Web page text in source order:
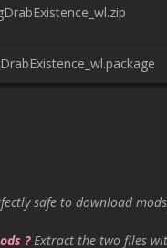
safe to download
? Extract the two files